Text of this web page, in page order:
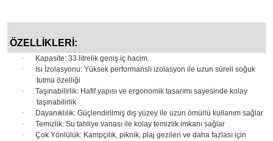
ÖZELLİKLERİ:
·
Kapasite: 33 litrelik geniş iç hacim.
·
Isı İzolasyonu: Yüksek performanslı izolasyon ile uzun süreli soğuk
tutma özelliği
·
Taşınabilirlik: Hafif yapısı ve ergonomik tasarımı sayesinde kolay
taşınabilirlik
·
Dayanıklılık: Güçlendirilmiş dış yüzey ile uzun ömürlü kullanım sağlar
·
Temizlik: Su tahliye vanası ile kolay temizlik imkanı sağlar
·
Çok Yönlülük: Kampçılık, piknik, plaj gezileri ve daha fazlası için